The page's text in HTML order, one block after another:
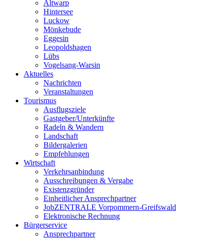
Altwarp
Hintersee
Luckow
Mönkebude
Eggesin
Leopoldshagen
Lübs
Vogelsang-Warsin
Aktuelles
Nachrichten
Veranstaltungen
Tourismus
Ausflugsziele
Gastgeber/Unterkünfte
Radeln & Wandern
Landschaft
Bildergalerien
Empfehlungen
Wirtschaft
Verkehrsanbindung
Ausschreibungen & Vergabe
Existenzgründer
Einheitlicher Ansprechpartner
JobZENTRALE Vorpommern-Greifswald
Elektronische Rechnung
Bürgerservice
Ansprechpartner